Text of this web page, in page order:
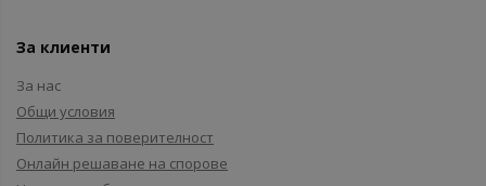
За клиенти
За нас
Общи условия
Политика за поверителност
Онлайн решаване на спорове